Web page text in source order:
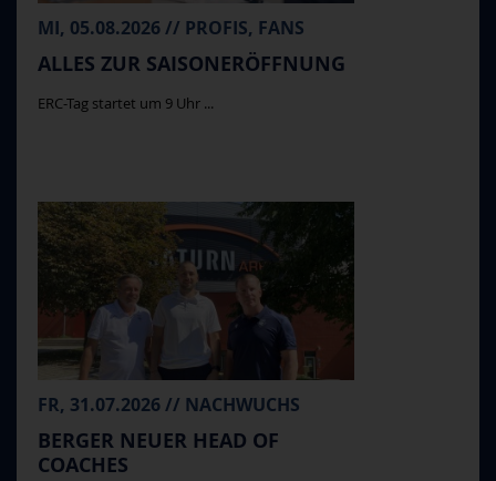
MI, 05.08.2026 // PROFIS, FANS
ALLES ZUR SAISONERÖFFNUNG
ERC-Tag startet um 9 Uhr ...
FR, 31.07.2026 // NACHWUCHS
BERGER NEUER HEAD OF
COACHES